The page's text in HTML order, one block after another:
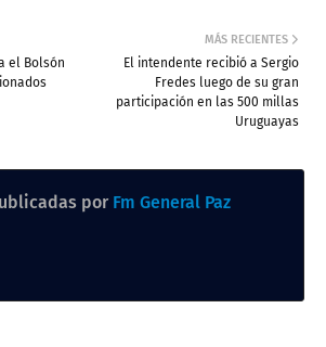
MÁS RECIENTES
El intendente recibió a Sergio
Fredes luego de su gran
participación en las 500 millas
Uruguayas
el Bolsón
por Fm General Paz